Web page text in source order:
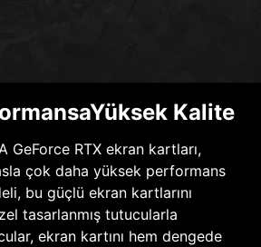
Kalite
GeForce RTX ekran kartları,
çok daha yüksek performans
bu güçlü ekran kartlarını
tasarlanmış tutucularla
ekran kartını hem dengede